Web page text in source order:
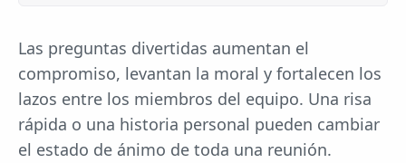
Las preguntas divertidas aumentan el
compromiso, levantan la moral y fortalecen los
lazos entre los miembros del equipo. Una risa
rápida o una historia personal pueden cambiar
el estado de ánimo de toda una reunión.